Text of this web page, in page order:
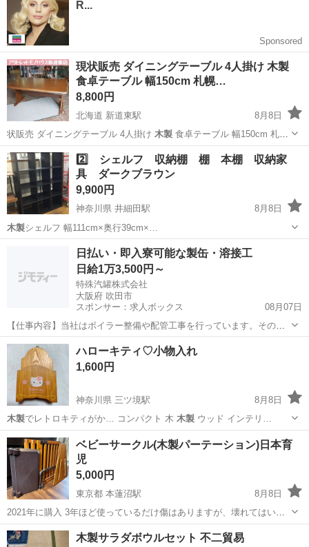
体」。 その半導体を...
現状販売 ダイニングテーブル 4人掛け 木製
食卓テーブル 幅150cm 札幌…
8,800円
北海道 新道東駅
8月8日
状販売 ダイニングテーブル 4人掛け 木製食卓テーブル 幅150cm 札幌
市東…
北海道 札幌市 テーブル 店舗
2️⃣ シェルフ 収納棚 棚 本棚 収納家
具 ダークブラウン
9,900円
神奈川県 井細田駅
8月8日
木製シェルフ 幅111cm×奥行39cm×…
小田原市 井細田駅 収納家具 シェルフ
日払い・即入寮可能な製缶・溶接工
日給1万3,500円～
特殊汽罐株式会社
大阪府 吹田市
スポンサー：求人ボックス
08月07日
【仕事内容】当社はボイラー整備や配管工事を行っています。その中
で必要な配管やボイラーの製缶作業(溶接・切断・架台等の製作)業務に
当社工場内であたっていただきます。 工場は大阪府吹田市芳野町。御
堂筋線の江坂駅からの徒歩圏内にあります...
アルバイト・パート
ハローキティ♡小物入れ
1,600円
神奈川県 三ツ境駅
8月8日
木製
でレトロキティがか… コンパクト 木 木製ウッド インテリ…
神奈川 横浜市 三ツ境駅 生活雑貨
ベビーサークル(木製パーテーション)日本育
児
5,000円
東京都 本蓮沼駅
8月8日
2021年に購入 3年ほど使っているだけ傷はありますが、壊れてはいま
せん。
東京 北区 本蓮沼駅 ベビー用品
木製サラダボウルセット 不二貿易